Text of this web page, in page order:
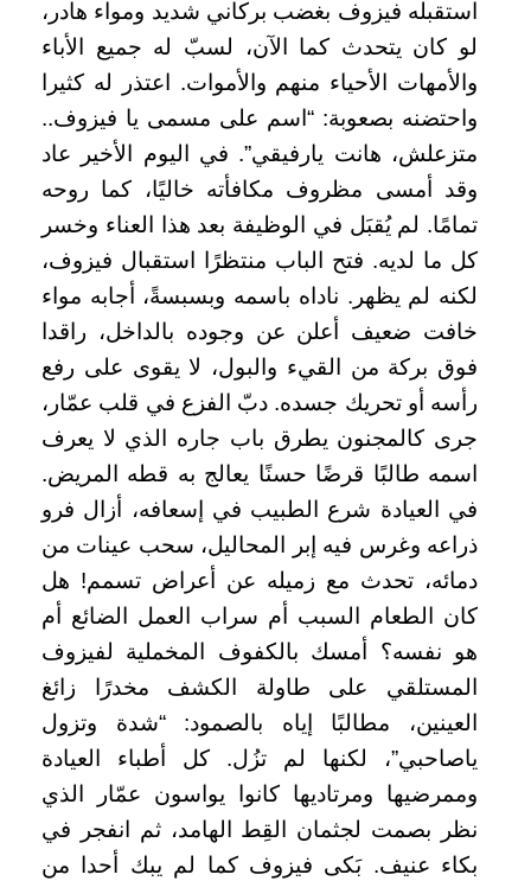
استقبله فيزوف بغضب بركاني شديد ومواء هادر،
لو كان يتحدث كما الآن، لسبّ له جميع الأباء
والأمهات الأحياء منهم والأموات. اعتذر له كثيرا
واحتضنه بصعوبة: “اسم على مسمى يا فيزوف..
متزعلش، هانت يارفيقي”. في اليوم الأخير عاد
وقد أمسى مظروف مكافأته خاليًا، كما روحه
تمامًا. لم يُقبَل في الوظيفة بعد هذا العناء وخسر
كل ما لديه. فتح الباب منتظرًا استقبال فيزوف،
لكنه لم يظهر. ناداه باسمه وبسبسةً، أجابه مواء
خافت ضعيف أعلن عن وجوده بالداخل، راقدا
فوق بركة من القيء والبول، لا يقوى على رفع
رأسه أو تحريك جسده. دبّ الفزع في قلب عمّار،
جرى كالمجنون يطرق باب جاره الذي لا يعرف
اسمه طالبًا قرضًا حسنًا يعالج به قطه المريض.
في العيادة شرع الطبيب في إسعافه، أزال فرو
ذراعه وغرس فيه إبر المحاليل، سحب عينات من
دمائه، تحدث مع زميله عن أعراض تسمم! هل
كان الطعام السبب أم سراب العمل الضائع أم
هو نفسه؟ أمسك بالكفوف المخملية لفيزوف
المستلقي على طاولة الكشف مخدرًا زائغ
العينين، مطالبًا إياه بالصمود: “شدة وتزول
ياصاحبي”، لكنها لم تزُل. كل أطباء العيادة
وممرضيها ومرتاديها كانوا يواسون عمّار الذي
نظر بصمت لجثمان القِط الهامد، ثم انفجر في
بكاء عنيف. بَكى فيزوف كما لم يبك أحدا من